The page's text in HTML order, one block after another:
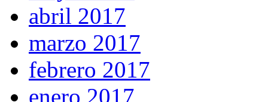
abril 2017
marzo 2017
febrero 2017
enero 2017